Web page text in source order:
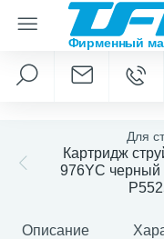
Для
Картридж
976YC черный
Описание